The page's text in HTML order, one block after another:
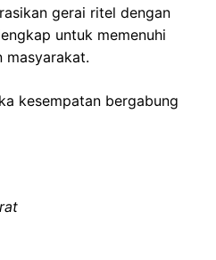
gerai ritel dengan
untuk memenuhi
masyarakat.
kesempatan bergabung